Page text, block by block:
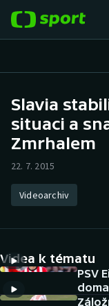
Hokej
Atletika
DALŠÍ SPORTY
Americký fotbal
NEPŘEHLÉDNĚTE
Slavia
situaci a
Zmrhalem
22. 7. 2015
Videoarchiv
Videa k tématu
PSV